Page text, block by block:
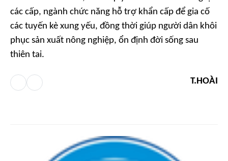
các cấp, ngành chức năng hỗ trợ khẩn cấp để gia cố
các tuyến kè xung yếu, đồng thời giúp người dân khôi
phục sản xuất nông nghiệp, ổn định đời sống sau
thiên tai.
T.HOÀI